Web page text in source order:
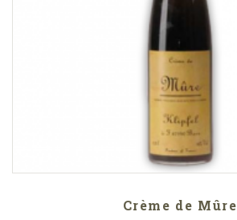
Crème de Mûre